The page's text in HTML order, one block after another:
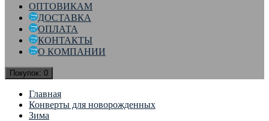
ОПТОВИКАМ
ДОСТАВКА
ОПЛАТА
КОНТАКТЫ
О КОМПАНИИ
Покупок: 0
Главная
Конверты для новорожденных
Зима